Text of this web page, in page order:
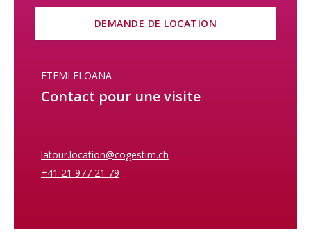
DEMANDE DE LOCATION
ETEMI ELOANA
Contact pour une visite
latour.location@cogestim.ch
+41 21 977 21 79